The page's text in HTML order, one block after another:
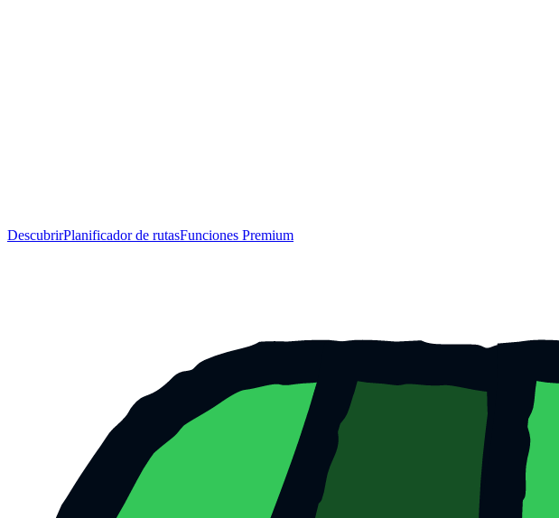
DescubrirPlanificador de rutasFunciones Premium